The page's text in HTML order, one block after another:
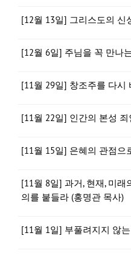
[12월 13일] 그리스도의 신
[12월 6일] 주님을 꼭 만나
[11월 29일] 창조주를 다시
[11월 22일] 인간의 본성
[11월 15일] 은혜의 관점으
[11월 8일] 과거, 현재, 미
의를 붙들라 (홍명관 목사)
[11월 1일] 부풀려지지 않